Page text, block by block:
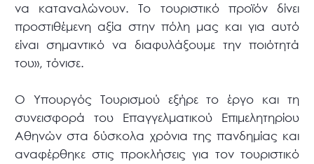
να καταναλώνουν. Το τουριστικό προϊόν δίνει
προστιθέμενη αξία στην πόλη μας και για αυτό
είναι σημαντικό να διαφυλάξουμε την ποιότητά
του», τόνισε.
Ο Υπουργός Τουρισμού εξήρε το έργο και τη
συνεισφορά του Επαγγελματικού Επιμελητηρίου
Αθηνών στα δύσκολα χρόνια της πανδημίας και
αναφέρθηκε στις προκλήσεις για τον τουριστικό